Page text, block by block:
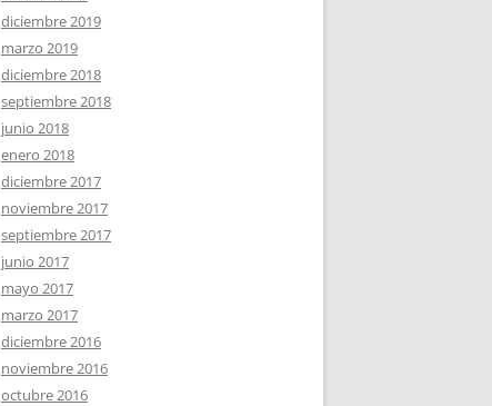
diciembre 2019
marzo 2019
diciembre 2018
septiembre 2018
junio 2018
enero 2018
diciembre 2017
noviembre 2017
septiembre 2017
junio 2017
mayo 2017
marzo 2017
diciembre 2016
noviembre 2016
octubre 2016